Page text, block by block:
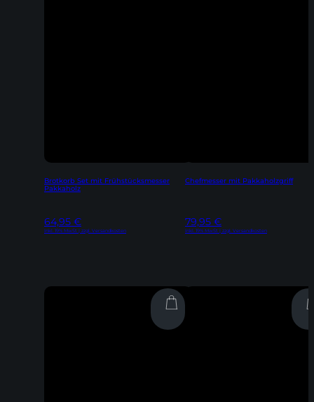
Brotkorb Set mit Frühstücksmesser
Pakkaholz
64,95 €
Inkl. 19% MwSt | zzgl. Versandkosten
Chefmesser mit Pakkaholzgriff
79,95 €
Inkl. 19% MwSt | zzgl. Versandkosten